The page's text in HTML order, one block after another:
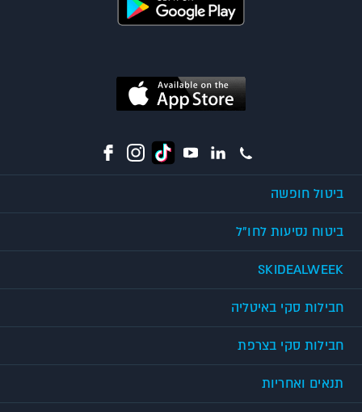
ביטול חופשה
ביטוח נסיעות לחו"ל
SKIDEALWEEK
חבילות סקי באיטליה
חבילות סקי בצרפת
תנאים ואחריות